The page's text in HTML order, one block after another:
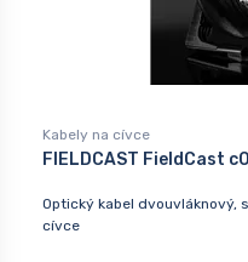
Kabely na cívce
FIELDCAST FieldCast
Optický kabel dvouvláknový,
cívce